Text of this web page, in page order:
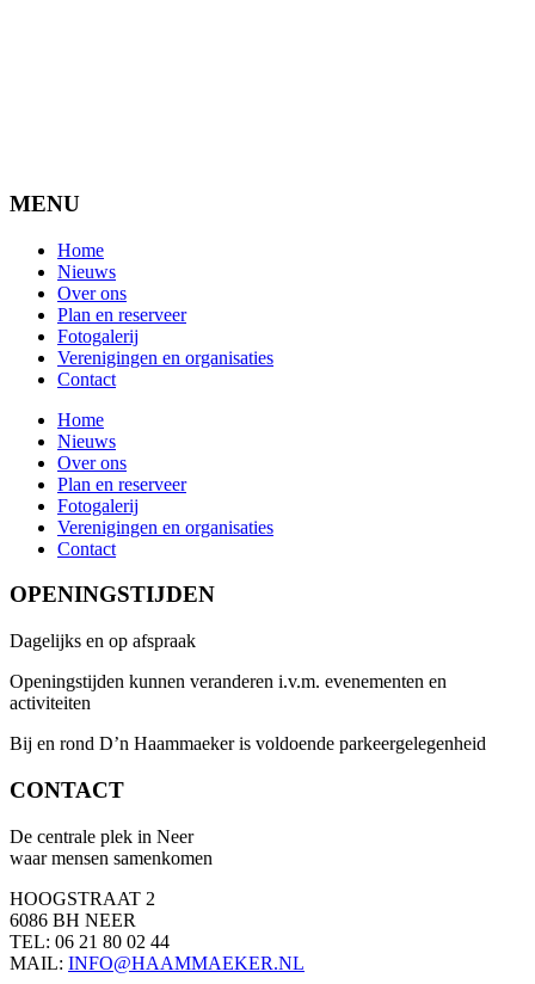
MENU
Home
Nieuws
Over ons
Plan en reserveer
Fotogalerij
Verenigingen en organisaties
Contact
Home
Nieuws
Over ons
Plan en reserveer
Fotogalerij
Verenigingen en organisaties
Contact
OPENINGSTIJDEN
Dagelijks en op afspraak
Openingstijden kunnen veranderen i.v.m. evenementen en
activiteiten
Bij en rond D’n Haammaeker is voldoende parkeergelegenheid
CONTACT
De centrale plek in Neer
waar mensen samenkomen
HOOGSTRAAT 2
6086 BH NEER
TEL: 06 21 80 02 44
MAIL: INFO@HAAMMAEKER.NL